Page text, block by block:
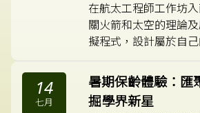
在航太工程師工作坊
關火箭和太空的理論
擬程式，設計屬於自
月球及圍繞地球航行
過自行嘗試，提升解
功完成仼務時，同學
次其他學習經歷不但增
14
七月
暑期保齡體驗：匯
掘學界新星